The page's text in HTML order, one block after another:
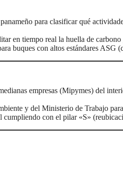
para clasificar qué
en tiempo real la huella de
buques con altos estándares ASG
empresas (Mipymes) del
y del Ministerio de Trabajo
con el pilar «S»